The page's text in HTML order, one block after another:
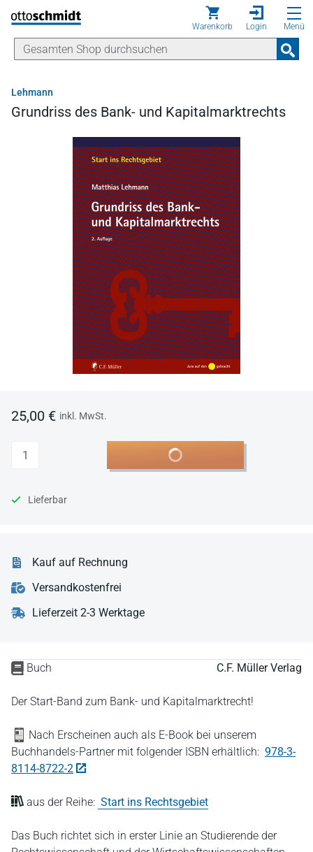
Direkt zum Inhalt
Warenkorb Login Menü
Lehmann
Grundriss des Bank- und Kapitalmarktrechts
Buch C.F. Müller Verlag
Der Start-Band zum Bank- und Kapitalmarktrecht!
Nach Erscheinen auch als E-Book bei unserem
Buchhandels-Partner mit folgender ISBN erhältlich: 978-3-
8114-8722-2
aus der Reihe: Start ins Rechtsgebiet
Das Buch richtet sich in erster Linie an Studierende der
25,00 € inkl. MwSt.
Anzahl In den Warenkorb
Lieferbar
Kauf auf Rechnung
Versandkostenfrei
Lieferzeit 2-3 Werktage